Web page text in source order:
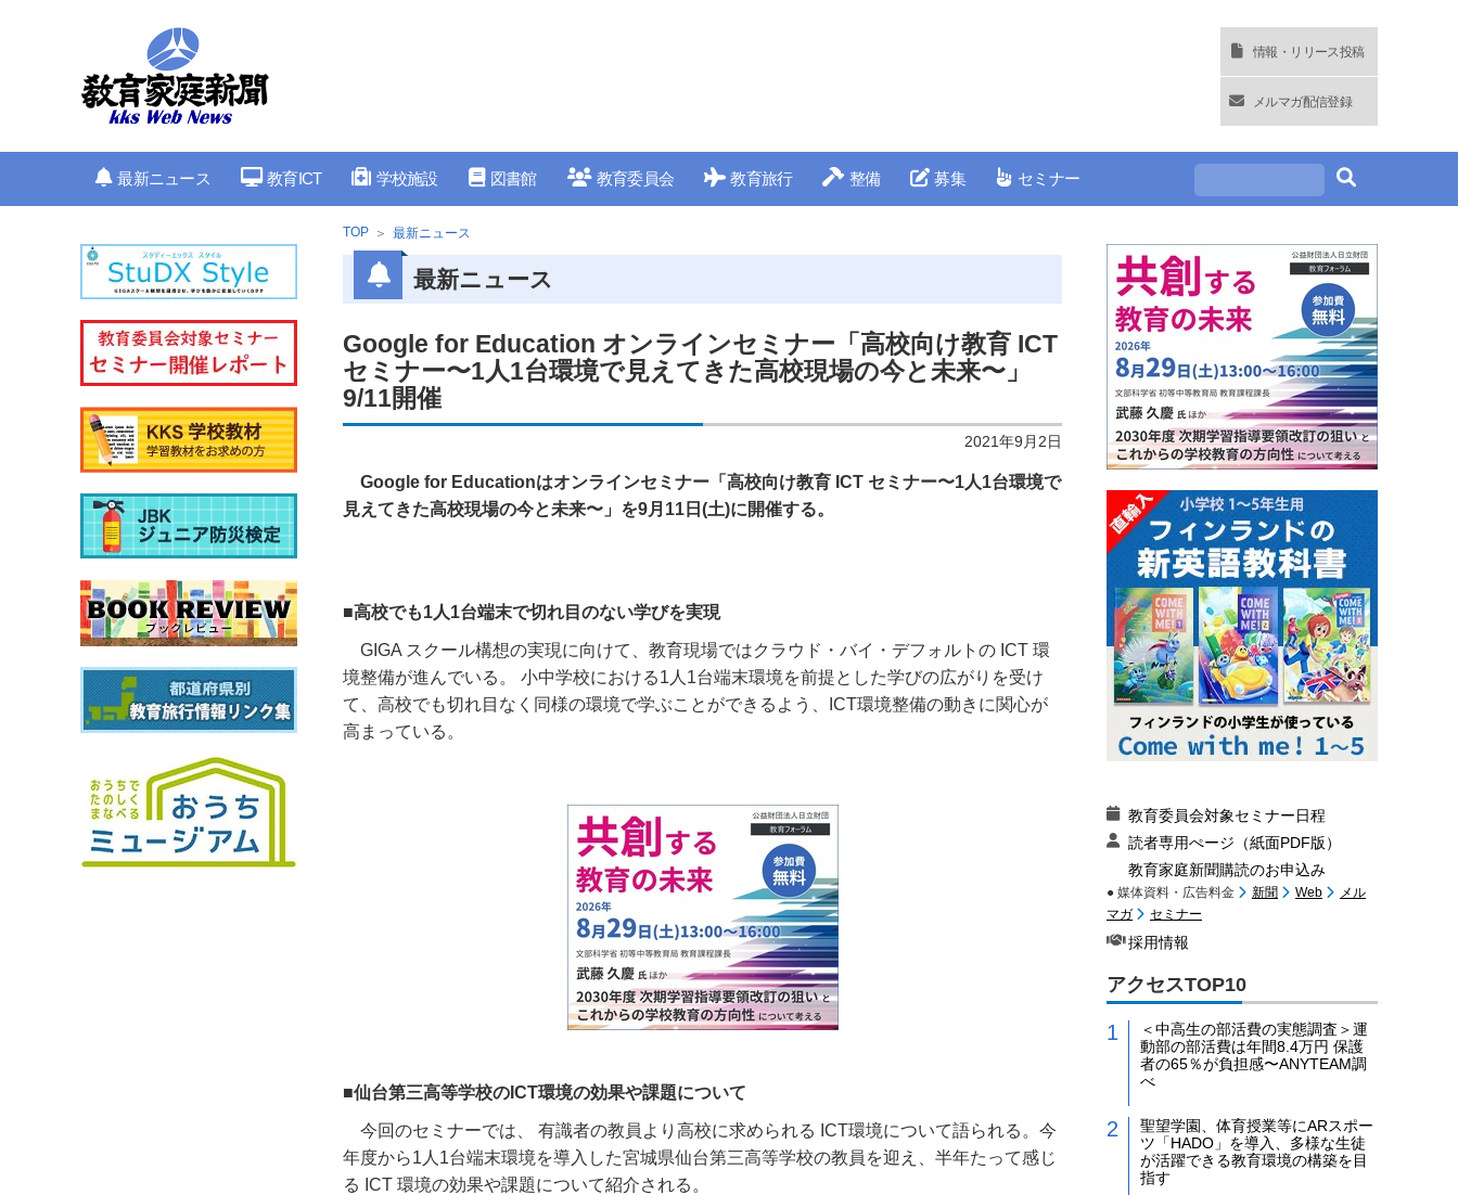
情報・リリース投稿
メルマガ配信登録
最新ニュース 教育ICT 学校施設 図書館 教育委員会 教育旅行 整備 募集 セミナー
TOP 最新ニュース
最新ニュース
Google for Education オンラインセミナー「高校向け教育 ICT
セミナー〜1人1台環境で見えてきた高校現場の今と未来〜」
9/11開催
2021年9月2日
Google for Educationはオンラインセミナー「高校向け教育 ICT セミナー〜1人1台環境で
見えてきた高校現場の今と未来〜」を9月11日(土)に開催する。
■高校でも1人1台端末で切れ目のない学びを実現
GIGA スクール構想の実現に向けて、教育現場ではクラウド・バイ・デフォルトの ICT 環
境整備が進んでいる。 小中学校における1 人 1台端末環境を前提とした学びの広がりを受け
て、高校でも切れ目なく同様の環境で学ぶことができるよう、
ICT環境整備の動きに関心が
高まっている。
■仙台第三高等学校のICT環境の効果や課題について
今回のセミナーでは、 有識者の教員より高校に求められる ICT環境について語られる。今
年度から1 人 1台端末環境を導入した宮城県仙台第三高等学校の教員を迎え、半年たって感じ
る ICT 環境の効果や課題について紹介される。
教育委員会対象セミナー日程
読者専用ぺージ（紙面PDF版）
教育家庭新聞購読のお申込み
● 媒体資料・広告料金 新聞 Web
メル
マガ
セミナー
採用情報
アクセスTOP10
＜中高生の部活費の実態調査＞運
動部の部活費は年間8.4万円 保護
者の65％が負担感〜ANYTEAM調
べ
聖望学園、体育授業等にARスポー
ツ「HADO」を導入、多様な生徒
が活躍できる教育環境の構築を目
指す